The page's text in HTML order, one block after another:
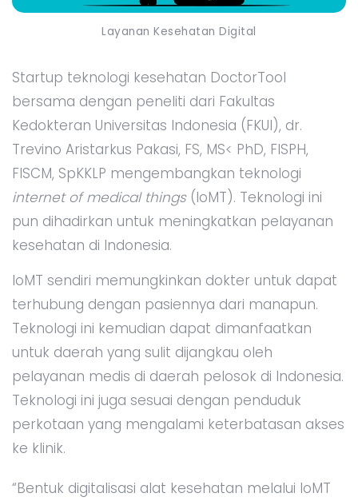
Layanan Kesehatan Digital
Startup teknologi kesehatan DoctorTool
bersama dengan peneliti dari Fakultas
Kedokteran Universitas Indonesia (FKUI), dr.
Trevino Aristarkus Pakasi, FS, MS< PhD, FISPH,
FISCM, SpKKLP mengembangkan teknologi
internet of medical things(IoMT). Teknologi ini
pun dihadirkan untuk meningkatkan pelayanan
kesehatan di Indonesia.
IoMT sendiri memungkinkan dokter untuk dapat
terhubung dengan pasiennya dari manapun.
Teknologi ini kemudian dapat dimanfaatkan
untuk daerah yang sulit dijangkau oleh
pelayanan medis di daerah pelosok di Indonesia.
Teknologi ini juga sesuai dengan penduduk
perkotaan yang mengalami keterbatasan akses
ke klinik.
“Bentuk digitalisasi alat kesehatan melalui IoMT